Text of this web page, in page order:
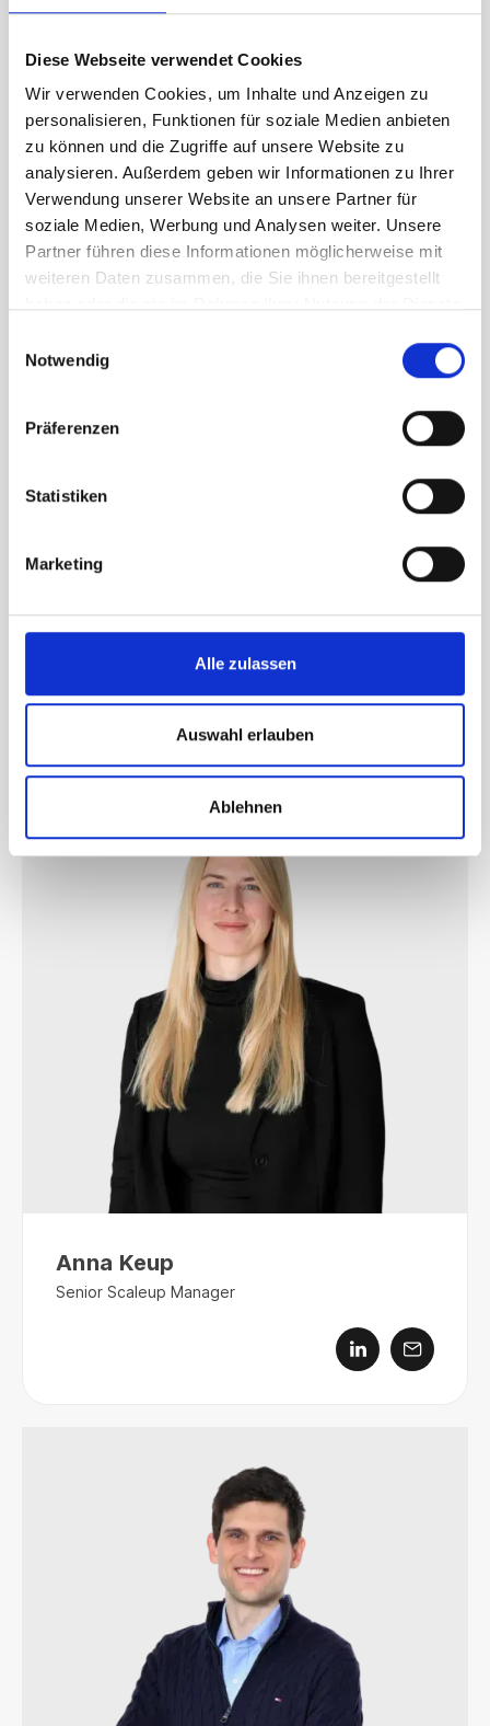
Diese Webseite verwendet Cookies
Wir verwenden Cookies, um Inhalte und Anzeigen zu
personalisieren, Funktionen für soziale Medien anbieten
zu können und die Zugriffe auf unsere Website zu
analysieren. Außerdem geben wir Informationen zu Ihrer
Verwendung unserer Website an unsere Partner für
soziale Medien, Werbung und Analysen weiter. Unsere
Partner führen diese Informationen möglicherweise mit
weiteren Daten zusammen, die Sie ihnen bereitgestellt
Notwendig
Präferenzen
Statistiken
Marketing
Alle zulassen
Auswahl erlauben
Ablehnen
Markus Hafner
Anna Keup
Senior Scaleup Manager